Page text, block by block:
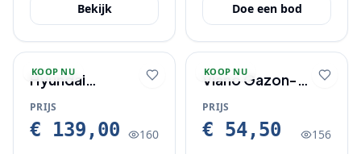
Bekijk Doe een bod
KOOP NU
Hyundai
verticuteermachine.
PRIJS
€ 139,00 160
KOOP NU
Viano Gazon-
booster 20 KG
PRIJS
€ 54,50 156